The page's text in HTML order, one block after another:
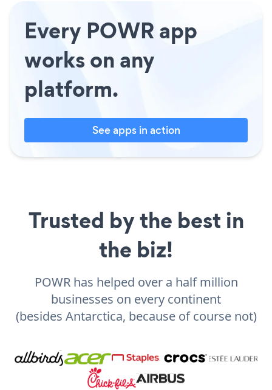
Every POWR app
works on any
platform.
See apps in action
Trusted by the best in
the biz!
POWR has helped over a half million
businesses on every continent
(besides Antarctica, because of course not)